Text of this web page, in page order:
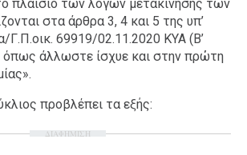
πλαίσιο των λόγων μετακίνησης των
στα άρθρα 3, 4 και 5 της υπ’
Γ.Π.οικ. 69919/02.11.2020 KYA (Β’
όπως άλλωστε ίσχυε και στην πρώτη
προβλέπει τα εξής:
ΔΙΑΦΗΜΙΣΗ